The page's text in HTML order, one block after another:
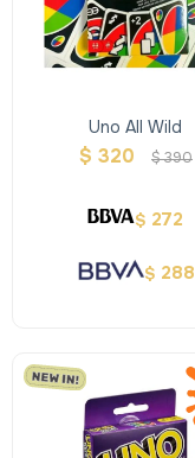
Uno All Wild
$ 320 $390
$ 272
$ 288